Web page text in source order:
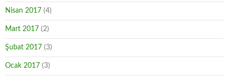
Nisan 2017 (4)
Mart 2017 (2)
Şubat 2017 (3)
Ocak 2017 (3)